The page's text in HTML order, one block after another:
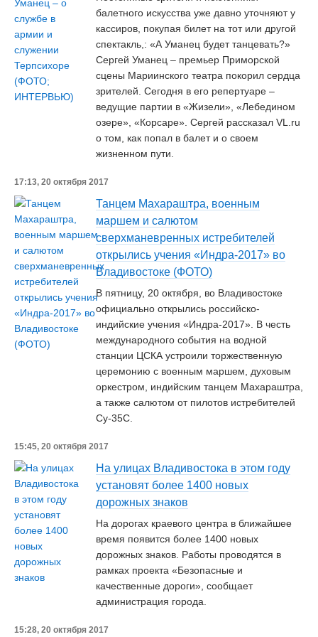
балетного искусства уже давно уточняют у
кассиров, покупая билет на тот или другой
спектакль,: «А Уманец будет танцевать?»
Сергей Уманец – премьер Приморской
сцены Мариинского театра покорил сердца
зрителей. Сегодня в его репертуаре –
ведущие партии в «Жизели», «Лебедином
озере», «Корсаре». Сергей рассказал VL.ru
о том, как попал в балет и о своем
жизненном пути.
17:13, 20 октября 2017
Танцем Махараштра, военным
маршем и салютом
сверхманевренных истребителей
открылись учения «Индра-2017» во
Владивостоке (ФОТО)
В пятницу, 20 октября, во Владивостоке
официально открылись российско-
индийские учения «Индра-2017». В честь
международного события на водной
станции ЦСКА устроили торжественную
церемонию с военным маршем, духовым
оркестром, индийским танцем Махараштра,
а также салютом от пилотов истребителей
Су-35С.
15:45, 20 октября 2017
На улицах Владивостока в этом году
установят более 1400 новых
дорожных знаков
На дорогах краевого центра в ближайшее
время появится более 1400 новых
дорожных знаков. Работы проводятся в
рамках проекта «Безопасные и
качественные дороги», сообщает
администрация города.
15:28, 20 октября 2017